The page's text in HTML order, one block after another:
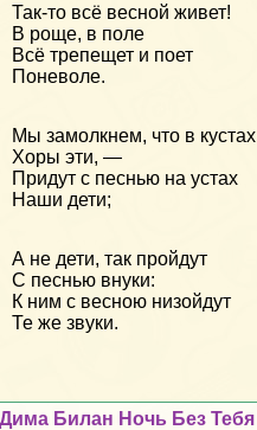
Так-то всё весной живет!
В роще, в поле
Всё трепещет и поет
Поневоле.
Мы замолкнем, что в кустах
Хоры эти, —
Придут с песнью на устах
Наши дети;
А не дети, так пройдут
С песнью внуки:
К ним с весною низойдут
Те же звуки.
Дима Билан Ночь Без Тебя